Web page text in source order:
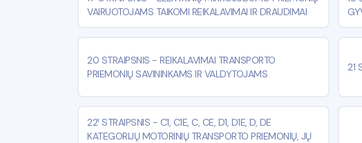
VAIRUOTOJAMS TAIKOMI REIKALAVIMAI IR DRAUDIMAI
20 STRAIPSNIS - REIKALAVIMAI TRANSPORTO
PRIEMONIŲ SAVININKAMS IR VALDYTOJAMS
21
22¹ STRAIPSNIS - C1, C1E, C, CE, D1, D1E, D, DE
KATEGORIJŲ MOTORINIŲ TRANSPORTO PRIEMONIŲ, JŲ